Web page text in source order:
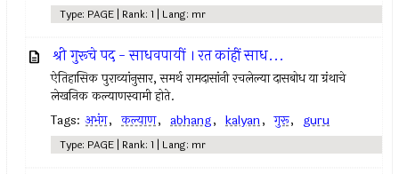
Type: PAGE | Rank: 1 | Lang: mr
श्री गुरूचे पद - साधवपायीं । रत कांहीं साध...
ऐतिहासिक पुराव्यांनुसार, समर्थ रामदासांनी रचलेल्या दासबोध या ग्रंथाचे
लेखनिक कल्याणस्वामी होते.
Tags: अभंग, कल्याण, abhang, kalyan, गुरू, guru
Type: PAGE | Rank: 1 | Lang: mr